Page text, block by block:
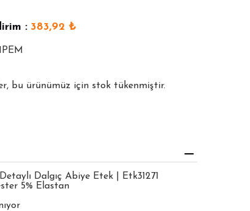
: 383,92 ₺
bu ürünümüz için stok tükenmiştir.
Dalgıç Abiye Etek | Etk31271
5% Elastan